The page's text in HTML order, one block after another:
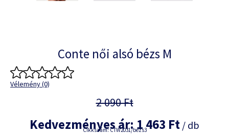
Conte női alsó bézs M
Vélemény (0)
2 090 Ft
Kedvezményes ár:1 463 Ft / db
Cikkszám: CTW2031/bézs3